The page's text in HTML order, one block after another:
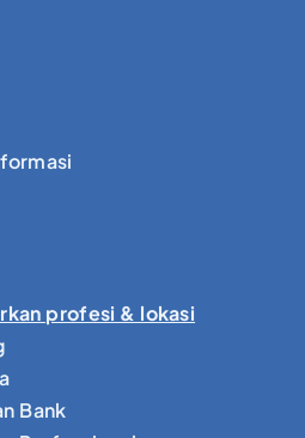
profesi & lokasi
Bank